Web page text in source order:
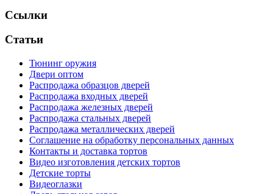
Ссылки
Статьи
Тюнинг оружия
Двери оптом
Распродажа образцов дверей
Распродажа входных дверей
Распродажа железных дверей
Распродажа стальных дверей
Распродажа металлических дверей
Соглашение на обработку персональных данных
Контакты и доставка тортов
Видео изготовления детских тортов
Детские торты
Видеоглазки